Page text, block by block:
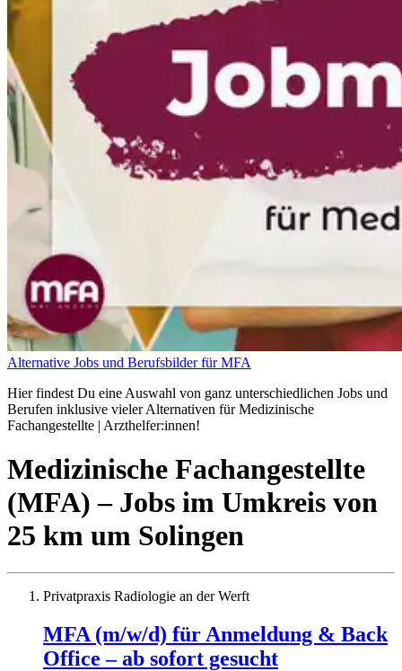
Alternative Jobs und Berufsbilder für MFA
Hier findest Du eine Auswahl von ganz unterschiedlichen Jobs und
Berufen inklusive vieler Alternativen für Medizinische
Fachangestellte | Arzthelfer:innen!
Medizinische Fachangestellte
(MFA) – Jobs im Umkreis von
25 km um Solingen
Privatpraxis Radiologie an der Werft
MFA (m/w/d) für Anmeldung & Back
Office – ab sofort gesucht